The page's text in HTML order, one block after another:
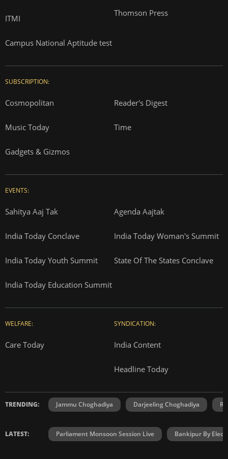
ITMI
Campus National Aptitude test
Thomson Press
SUBSCRIPTION:
Cosmopolitan Reader's Digest
Music Today Time
Gadgets & Gizmos
EVENTS:
Sahitya Aaj Tak Agenda Aajtak
India Today Conclave India Today Woman's Summit
India Today Youth Summit State Of The States Conclave
India Today Education Summit
WELFARE:
Care Today
SYNDICATION:
India Content
Headline Today
TRENDING: Jammu Choghadiya Darjeeling Choghadiya
LATEST: Parliament Monsoon Session Live Bankipur By